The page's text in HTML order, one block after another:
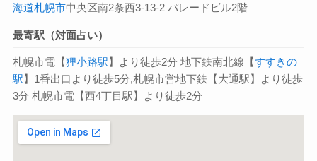
海道札幌市中央区南2条西3-13-2 パレードビル2階
最寄駅（対面占い）
札幌市電【狸小路駅】より徒歩2分 地下鉄南北線【すすきの
駅】1番出口より徒歩5分,札幌市営地下鉄【大通駅】より徒歩
3分 札幌市電【西4丁目駅】より徒歩2分